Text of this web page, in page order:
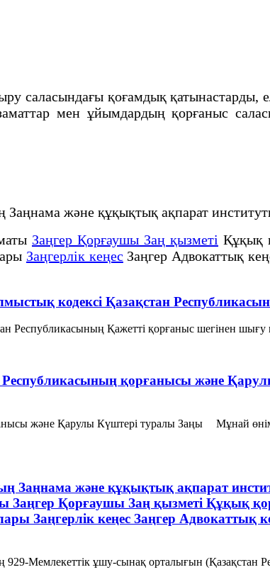
қоғамдық қатынастарды,
мен ұйымдардың қорғаныс
Заңнама және құқықтық ақпарат
Заңгер Қорғаушы Заң қызметі Құқық
Заңгерлік кеңес Заңгер Адвокаттық
кодексi Қазақстан
Республикасының Қажеттi қорғаныс шегiнен шығу
Республикасының қорғанысы және
және Қарулы Күштері туралы Заңы Мұнай
Заңнама және құқықтық ақпарат
Қорғаушы Заң қызметі Құқық
Заңгерлік кеңес Заңгер Адвокаттық
Мемлекеттік ұшу-сынақ орталығын (Қазақстан